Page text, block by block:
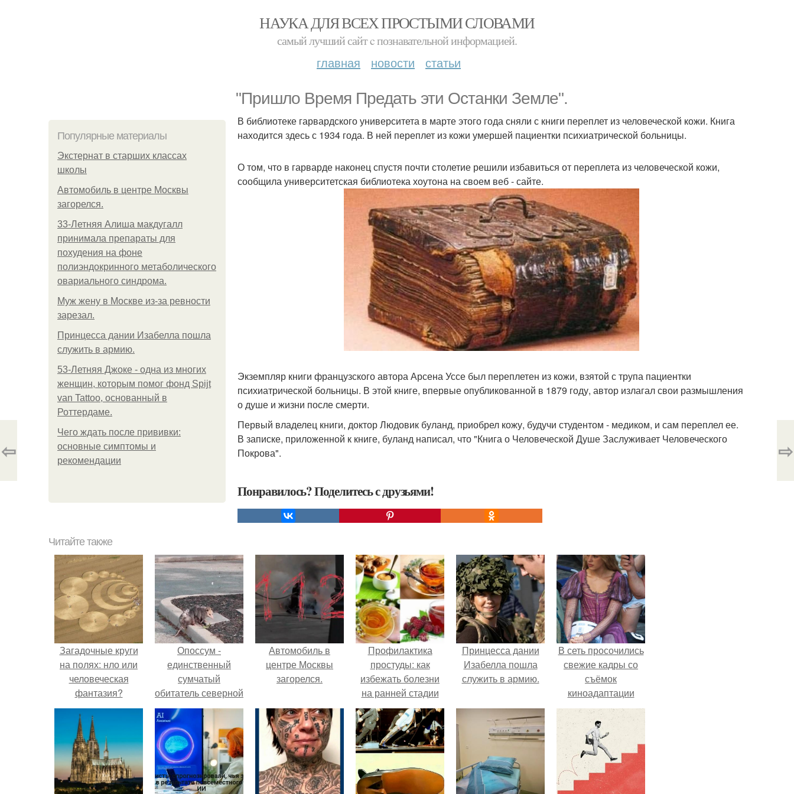
НАУКА ДЛЯ ВСЕХ ПРОСТЫМИ СЛОВАМИ
самый лучший сайт c познавательной информацией.
главная новости статьи
"Пришло Время Предать эти Останки Земле".
Популярные материалы
Экстернат в старших классах
школы
Автомобиль в центре Москвы
загорелся.
33-Летняя Алиша макдугалл
принимала препараты для
похудения на фоне
полиэндокринного метаболического
овариального синдрома.
Mуж жену в Москве из-за ревности
зарезал.
Принцесса дании Изабелла пошла
служить в армию.
53-Летняя Джоке - одна из многих
женщин, которым помог фонд Spijt
van Tattoo, основанный в
Роттердаме.
Чего ждать после прививки:
основные симптомы и
рекомендации
В библиотеке гарвардского университета в марте этого года сняли с книги переплет из человеческой кожи. Книга
находится здесь с 1934 года. В ней переплет из кожи умершей пациентки психиатрической больницы.
О том, что в гарварде наконец спустя почти столетие решили избавиться от переплета из человеческой кожи,
сообщила университетская библиотека хоутона на своем веб - сайте.
Экземпляр книги французского автора Арсена Уссе был переплетен из кожи, взятой с трупа пациентки
психиатрической больницы. В этой книге, впервые опубликованной в 1879 году, автор излагал свои размышления
о душе и жизни после смерти.
Первый владелец книги, доктор Людовик буланд, приобрел кожу, будучи студентом - медиком, и сам переплел ее.
В записке, приложенной к книге, буланд написал, что "Книга о Человеческой Душе Заслуживает Человеческого
Покрова".
Понравилось? Поделитесь с друзьями!
⇦ ⇨
Читайте также
Загадочные круги
на полях: нло или
человеческая
фантазия?
Опоссум -
единственный
сумчатый
обитатель северной
америки.
Автомобиль в
центре Москвы
загорелся.
Профилактика
простуды: как
избежать болезни
на ранней стадии
Принцесса дании
Изабелла пошла
служить в армию.
В сеть просочились
свежие кадры со
съёмок
киноадаптации
"Рапунцель", и всё
внимание
моментально
оказалось
приковано к Тиган
крофт.